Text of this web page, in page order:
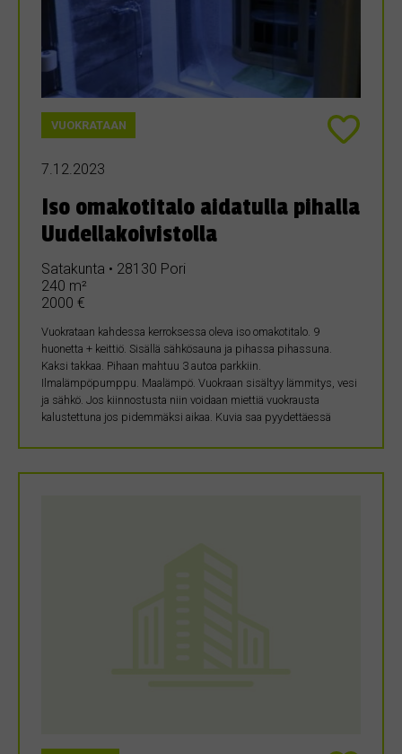
VUOKRATAAN
7.12.2023
Iso omakotitalo aidatulla pihalla
Uudellakoivistolla
Satakunta • 28130 Pori
240 m²
2000 €
Vuokrataan kahdessa kerroksessa oleva iso omakotitalo. 9
huonetta + keittiö. Sisällä sähkösauna ja pihassa pihassuna.
Kaksi takkaa. Pihaan mahtuu 3 autoa parkkiin.
Ilmalämpöpumppu. Maalämpö. Vuokraan sisältyy lämmitys, vesi
ja sähkö. Jos kiinnostusta niin voidaan miettiä vuokrausta
kalustettuna jos pidemmäksi aikaa. Kuvia saa pyydettäessä